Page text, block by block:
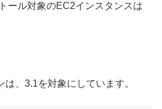
ール対象のEC2インスタンスは
、3.1を対象にしています。